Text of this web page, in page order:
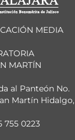
MEDIA
MARTÍN
al Panteón No.
Martín Hidalgo,
755 0223